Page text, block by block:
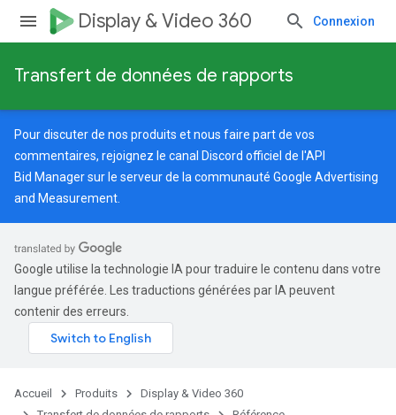
Display & Video 360 Connexion
Transfert de données de rapports
Pour discuter de nos produits et nous faire part de vos
commentaires, rejoignez le canal Discord officiel de l'API
Bid Manager sur le serveur de la communauté Google Advertising
and Measurement
Google utilise la technologie IA pour traduire le contenu dans votre
langue préférée. Les traductions générées par IA peuvent
contenir des erreurs.
Accueil Produits
Display & Video 360